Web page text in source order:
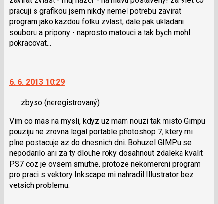
následující
a
P
pro
předchozí
pracuji s grafikou jsem nikdy nemel potrebu zavirat
program jako kazdou fotku zvlast, dale pak ukladani
souboru a pripony - naprosto matouci a tak bych mohl
pokracovat...
další
názor.
navigaci
lze
použít
i
klávesy
N
pro
6. 6. 2013 10:29
zbyso (neregistrovaný)
Vim co mas na mysli, kdyz uz mam nouzi tak misto Gimpu
pouziju ne zrovna legal portable photoshop 7, ktery mi
plne postacuje az do dnesnich dni. Bohuzel GIMPu se
nepodarilo ani za ty dlouhe roky dosahnout zdaleka kvalit
PS7 coz je ovsem smutne, protoze nekomercni program
pro praci s vektory Inkscape mi nahradil Illustrator bez
vetsich problemu.